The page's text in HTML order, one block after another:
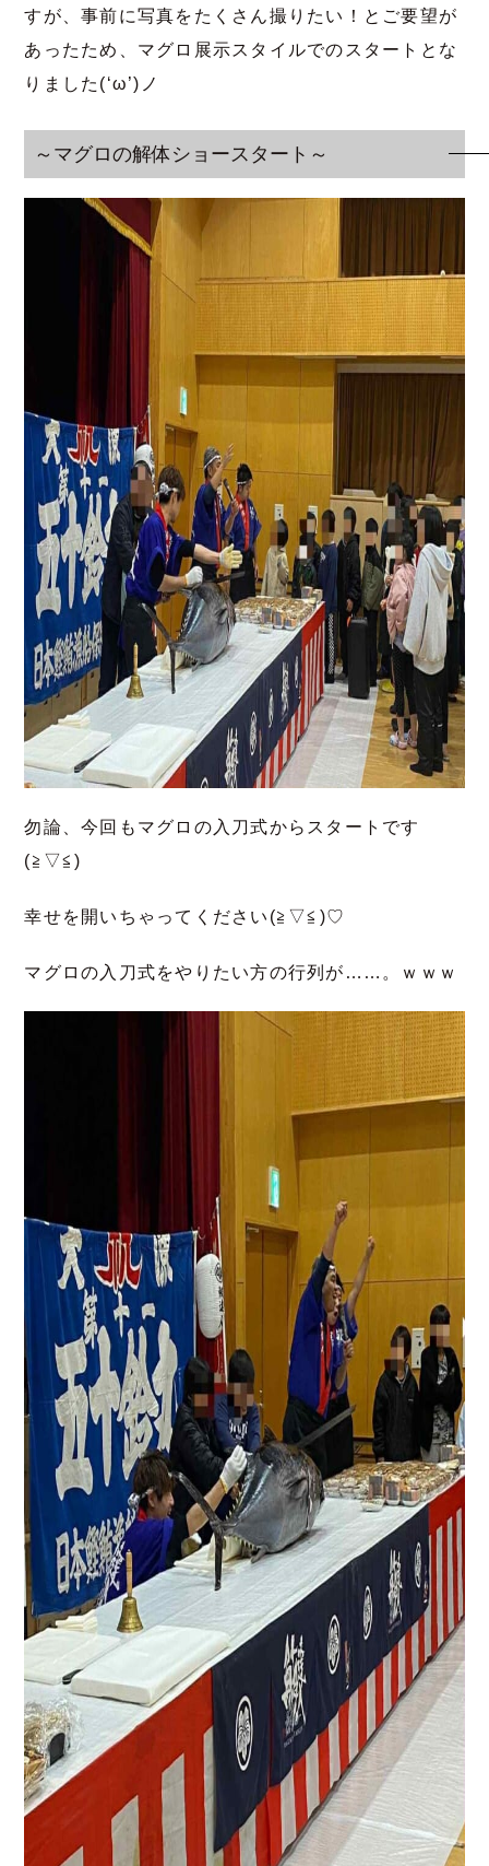
すが、事前に写真をたくさん撮りたい！とご要望が
あったため、マグロ展示スタイルでのスタートとな
りました(‘ω’)ノ
～マグロの解体ショースタート～
勿論、今回もマグロの入刀式からスタートです
(≧▽≦)
幸せを開いちゃってください(≧▽≦)♡
マグロの入刀式をやりたい方の行列が……。ｗｗｗ